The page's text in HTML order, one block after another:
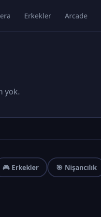
Erkekler Arcade
yok.
🎮 Erkekler 🎯 Nişancılık